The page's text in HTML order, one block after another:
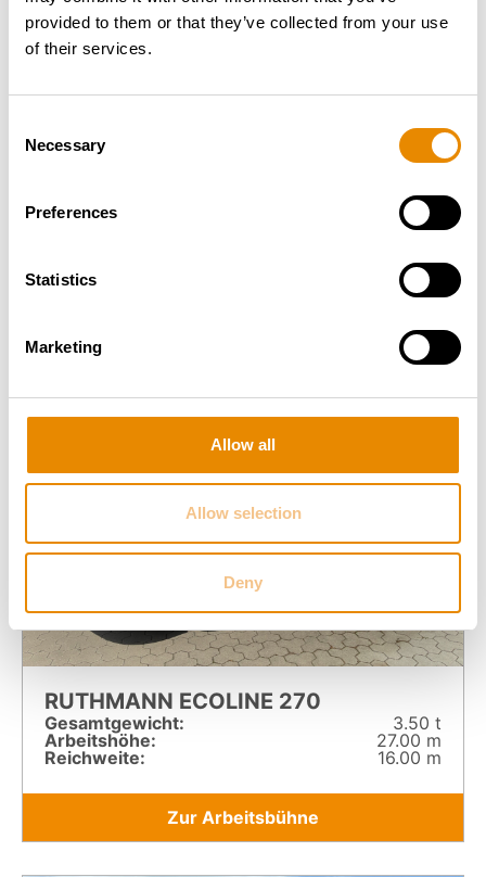
provided to them or that they’ve collected from your use
of their services.
Selection
Necessary
Preferences
Statistics
Marketing
Allow all
Allow selection
Deny
RUTHMANN T 300 XS
30.00 m
Reichweite:
23.00 m
RUTHMANN ECOLINE 270
Gesamt­gewicht:
3.50 t
Arbeitshöhe:
27.00 m
Reichweite:
16.00 m
Zur Arbeitsbühne